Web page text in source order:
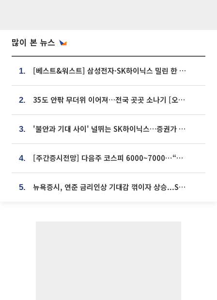
많이 본 뉴스
1. [베스트&워스트] 삼성전자·SK하이닉스 밀린 한 주…상상인증권은 85% 급등
2. 35도 안팎 무더위 이어져…전국 곳곳 소나기 [오늘 날씨]
3. '불안과 기대 사이' 널뛰는 SK하이닉스…증권가 "HBM4·LTA 기반 펀터멘털 견고"
4. [주간증시전망] 다음주 코스피 6000~7000⋯“外人 수급은 정책이 변수”
5. 뉴욕증시, 연준 금리인상 기대감 꺾이자 상승...S&P500 사상 최고치 [종합]